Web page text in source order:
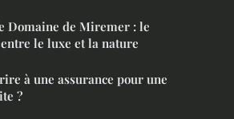
Domaine de Miremer : le
le luxe et la nature
à une assurance pour une
?